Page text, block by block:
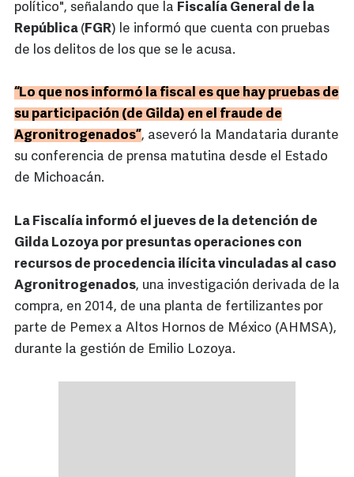
político", señalando que la Fiscalía General de la
República (FGR) le informó que cuenta con pruebas
de los delitos de los que se le acusa.
“Lo que nos informó la fiscal es que hay pruebas de
su participación (de Gilda) en el fraude de
Agronitrogenados”, aseveró la Mandataria durante
su conferencia de prensa matutina desde el Estado
de Michoacán.
La Fiscalía informó el jueves de la detención de
Gilda Lozoya por presuntas operaciones con
recursos de procedencia ilícita vinculadas al caso
Agronitrogenados, una investigación derivada de la
compra, en 2014, de una planta de fertilizantes por
parte de Pemex a Altos Hornos de México (AHMSA),
durante la gestión de Emilio Lozoya.